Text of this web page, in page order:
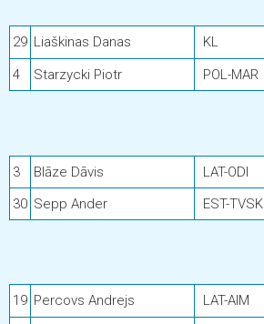
29 Liaškinas Danas KL
4
Starzycki Piotr POL-MAR
3 Blāze Dāvis LAT-ODI
30 Sepp Ander EST-TVSK
19 Percovs Andrejs LAT-AIM